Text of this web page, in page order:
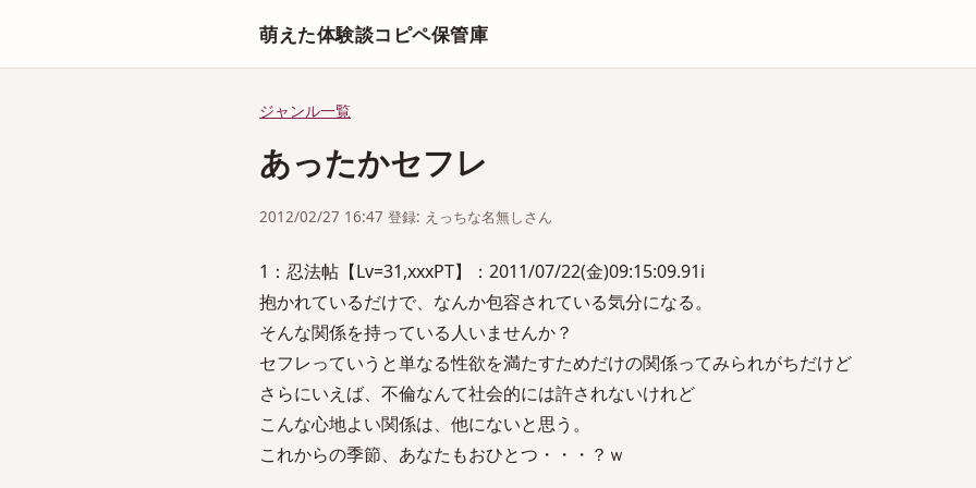
萌えた体験談コピペ保管庫
ジャンル一覧
あったかセフレ
2012/02/27 16:47 登録: えっちな名無しさん
1：忍法帖【Lv=31,xxxPT】：2011/07/22(金)09:15:09.91i
抱かれているだけで、なんか包容されている気分になる。
そんな関係を持っている人いませんか？
セフレっていうと単なる性欲を満たすためだけの関係ってみられがちだけど
さらにいえば、不倫なんて社会的には許されないけれど
こんな心地よい関係は、他にないと思う。
これからの季節、あなたもおひとつ・・・？ｗ